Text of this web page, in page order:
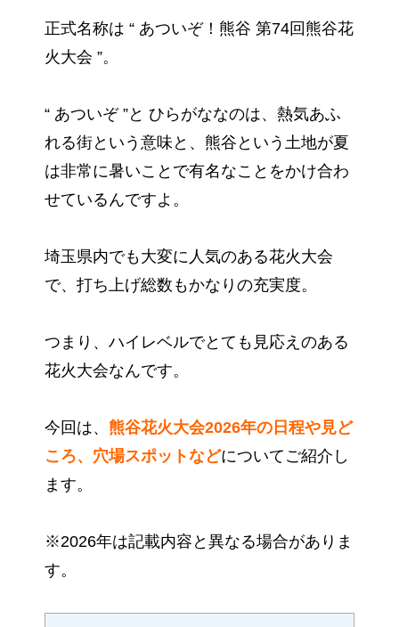
正式名称は “ あついぞ！熊谷 第74回熊谷花
火大会 ”。
“ あついぞ ”と ひらがななのは、熱気あふ
れる街という意味と、熊谷という土地が夏
は非常に暑いことで有名なことをかけ合わ
せているんですよ。
埼玉県内でも大変に人気のある花火大会
で、打ち上げ総数もかなりの充実度。
つまり、ハイレベルでとても見応えのある
花火大会なんです。
今回は、 熊谷花火大会2026年の日程や見ど
ころ、穴場スポットなどについてご紹介し
ます。
※2026年は記載内容と異なる場合がありま
す。